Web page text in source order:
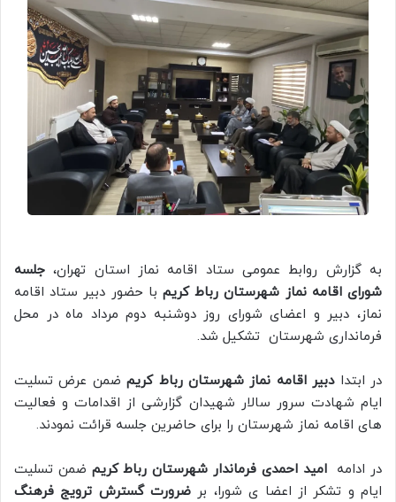
به گزارش روابط عمومی ستاد اقامه نماز استان تهران، جلسه
شورای اقامه نماز شهرستان رباط کریم با حضور دبیر ستاد اقامه
نماز، دبیر و اعضای شورای روز دوشنبه دوم مرداد ماه در محل
فرمانداری شهرستان تشکیل شد.
در ابتدادبیر اقامه نماز شهرستان رباط کریمضمن عرض تسلیت
ایام شهادت سرور سالار شهیدان گزارشی از اقدامات و فعالیت
های اقامه نماز شهرستان را برای حاضرین جلسه قرائت نمودند.
در ادامهامید احمدی فرماندار شهرستان رباط کریم ضمن تسلیت
ایام و تشکر از اعضا ی شورا، بر ضرورت گسترش ترویج فرهنگ